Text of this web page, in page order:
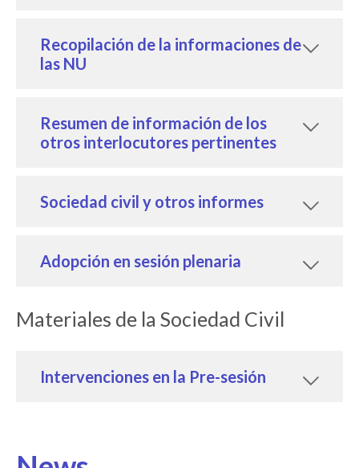
Recopilación de la informaciones de
las NU
Resumen de información de los
otros interlocutores pertinentes
Sociedad civil y otros informes
Adopción en sesión plenaria
Materiales de la Sociedad Civil
Intervenciones en la Pre-sesión